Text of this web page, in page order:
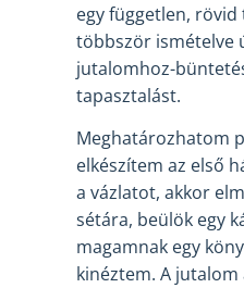
egy független,
többször ismételve
jutalomhoz-
tapasztalást.
Meghatározhatom
elkészítem az első
a vázlatot, akkor
sétára, beülök egy
magamnak egy
kinéztem. A jutalom